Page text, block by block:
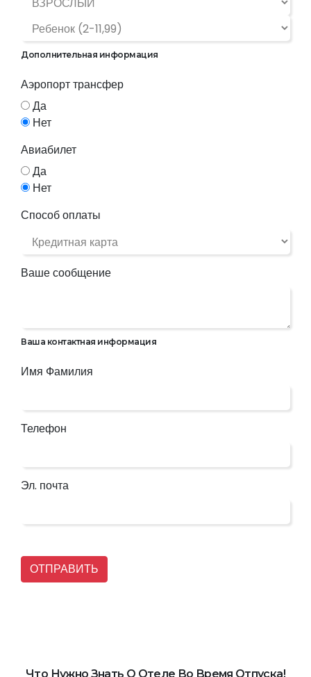
Дополнительная информация
Аэропорт трансфер
Да
Нет
Авиабилет
Да
Нет
Способ оплаты
Ваше сообщение
Ваша контактная информация
Имя Фамилия
Телефон
Эл. почта
ОТПРАВИТЬ
Что Нужно Знать О Отеле Во Время Отпуска!